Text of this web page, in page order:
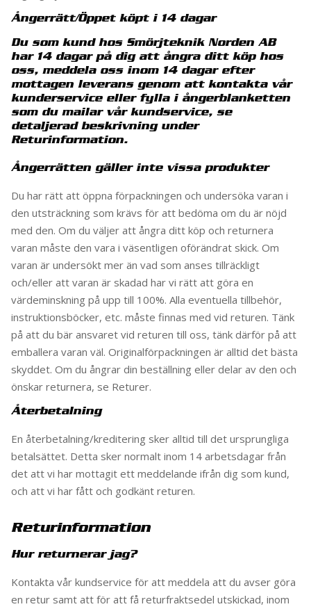
Ångerrätt/Öppet köpt i 14 dagar
Du som kund hos Smörjteknik Norden AB
har 14 dagar på dig att ångra ditt köp hos
oss, meddela oss inom 14 dagar efter
mottagen leverans genom att kontakta vår
kunderservice eller fylla i ångerblanketten
som du mailar vår kundservice, se
detaljerad beskrivning under
Returinformation.
Ångerrätten gäller inte vissa produkter
Du har rätt att öppna förpackningen och undersöka varan i
den utsträckning som krävs för att bedöma om du är nöjd
med den. Om du väljer att ångra ditt köp och returnera
varan måste den vara i väsentligen oförändrat skick. Om
varan är undersökt mer än vad som anses tillräckligt
och/eller att varan är skadad har vi rätt att göra en
värdeminskning på upp till 100%. Alla eventuella tillbehör,
instruktionsböcker, etc. måste finnas med vid returen. Tänk
på att du bär ansvaret vid returen till oss, tänk därför på att
emballera varan väl. Originalförpackningen är alltid det bästa
skyddet. Om du ångrar din beställning eller delar av den och
önskar returnera, se Returer.
Återbetalning
En återbetalning/kreditering sker alltid till det ursprungliga
betalsättet. Detta sker normalt inom 14 arbetsdagar från
det att vi har mottagit ett meddelande ifrån dig som kund,
och att vi har fått och godkänt returen.
Returinformation
Hur returnerar jag?
Kontakta vår kundservice för att meddela att du avser göra
en retur samt att för att få returfraktsedel utskickad, inom